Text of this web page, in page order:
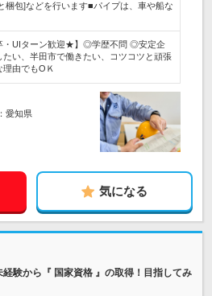
梱包]などを行います■パイプは、車や船な
・UIターン歓迎★】◎学歴不問 ◎安定企
たい、半田市で働きたい、コツコツと頑張
理由でもOＫ
愛知県
気になる
験から『 国家資格 』の取得！目指してみ